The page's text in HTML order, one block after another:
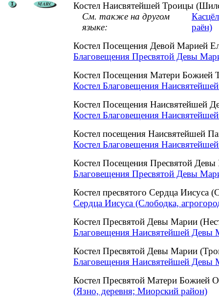
Костел Наисвятейшей Троицы
См. также на другом
языке:
раён)
Костел Посещения Девой Марией
Благовещения Пресвятой Девы
Костел Посещения Матери Божией
Костел Благовещения
Костел Посещения Наисвятейшей
Костел Благовещения
Костел посещения Наисвятейшей
Костел Благовещения
Костел Посещения Пресвятой
Благовещения Пресвятой Девы
Костел пресвятого Сердца Иисуса
Сердца Иисуса (Слободка,
Костел Пресвятой Девы Марии
Благовещения Наисвятейшей Девы
Костел Пресвятой Девы Марии
Благовещения Наисвятейшей Девы
Костел Пресвятой Матери
(Язно, деревня; Миорский район)